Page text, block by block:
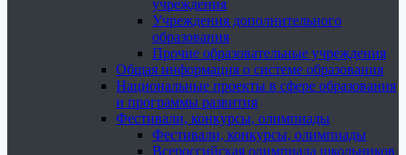
учреждения
Учреждения дополнительного
образования
Прочие образовательные учреждения
Общая информация о системе образования
Национальные проекты в сфере образования
и программы развития
Фестивали, конкурсы, олимпиады
Фестивали, конкурсы, олимпиады
Всероссийская олимпиада школьников